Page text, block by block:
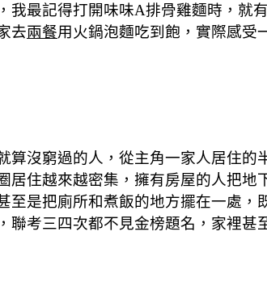
我最記得打開味味A排骨雞麵時，就
去兩餐用火鍋泡麵吃到飽，實際感受
算沒窮過的人，從主角一家人居住
居住越來越密集，擁有房屋的人把
至是把廁所和煮飯的地方擺在一處
聯考三四次都不見金榜題名，家裡甚